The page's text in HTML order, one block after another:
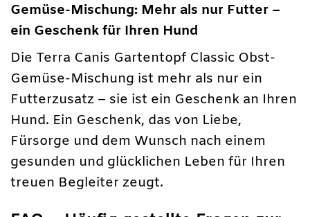
Gemüse-Mischung: Mehr als nur Futter –
ein Geschenk für Ihren Hund
Die Terra Canis Gartentopf Classic Obst-
Gemüse-Mischung ist mehr als nur ein
Futterzusatz – sie ist ein Geschenk an Ihren
Hund. Ein Geschenk, das von Liebe,
Fürsorge und dem Wunsch nach einem
gesunden und glücklichen Leben für Ihren
treuen Begleiter zeugt.